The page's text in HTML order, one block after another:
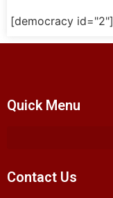
[democracy id="2"]
Quick Menu
Contact Us